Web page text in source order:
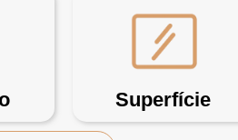
Superfície